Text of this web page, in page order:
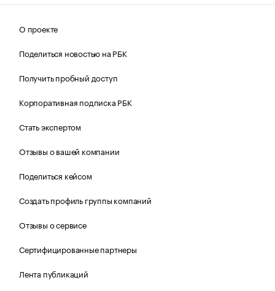
О проекте
Поделиться новостью на РБК
Получить пробный доступ
Корпоративная подписка РБК
Стать экспертом
Отзывы о вашей компании
Поделиться кейсом
Создать профиль группы компаний
Отзывы о сервисе
Сертифицированные партнеры
Лента публикаций